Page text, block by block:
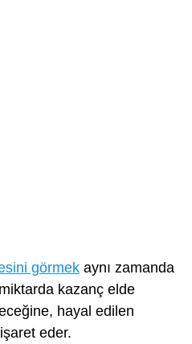
görmek aynı zamanda
kazanç elde
hayal edilen
eder.